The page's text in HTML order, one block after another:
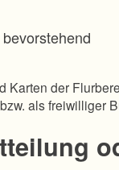
bevorstehend
Karten der
als freiwilliger